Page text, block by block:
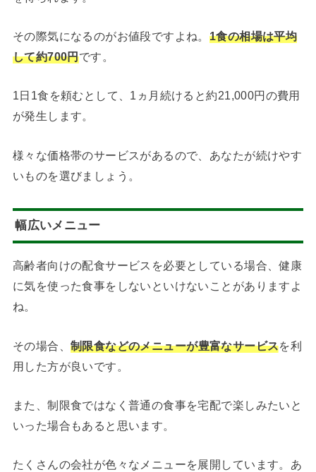
その際気になるのがお値段ですよね。 1食の相場は平均
して約700円です。
1日1食を頼むとして、1ヵ月続けると約21,000円の費用
が発生します。
様々な価格帯のサービスがあるので、あなたが続けやす
いものを選びましょう。
幅広いメニュー
高齢者向けの配食サービスを必要としている場合、健康
に気を使った食事をしないといけないことがありますよ
ね。
その場合、 制限食などのメニューが豊富なサービスを利
用した方が良いです。
また、制限食ではなく普通の食事を宅配で楽しみたいと
いった場合もあると思います。
たくさんの会社が色々なメニューを展開しています。あ